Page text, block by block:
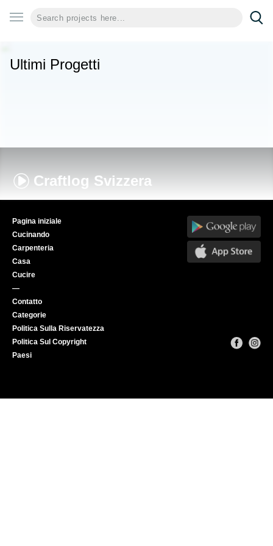
Ultimi Progetti
Craftlog Svizzera
Pagina iniziale
Cucinando
Carpenteria
Casa
Cucire
—
Contatto
Categorie
Politica Sulla Riservatezza
Politica Sul Copyright
Paesi